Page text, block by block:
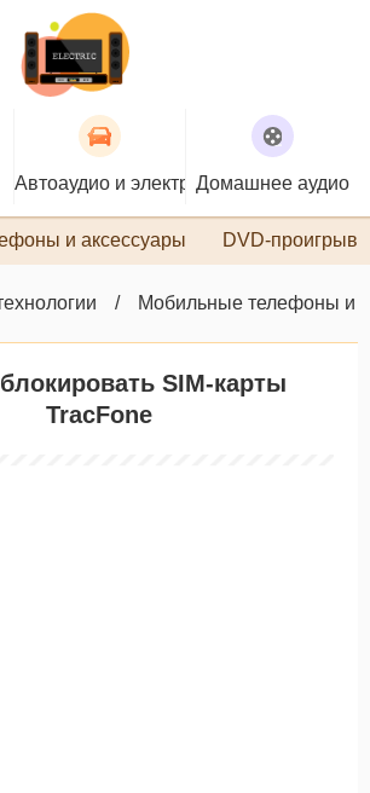
Автоаудио и электроникаДомашнее аудио
и аксессуары DVD-
Мобильные телефоны и
SIM-карты
TracFone